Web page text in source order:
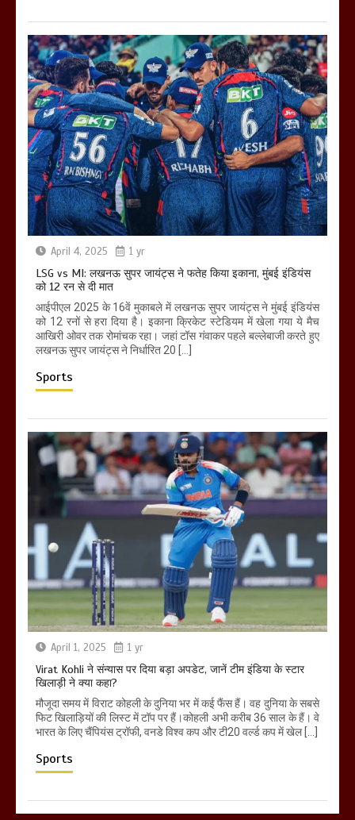
April 4, 2025 1 yr
LSG vs MI: लखनऊ सुपर जायंट्स ने फतेह किया इकाना, मुंबई इंडियंस
को 12 रन से दी मात
आईपीएल 2025 के 16वें मुकाबले में लखनऊ सुपर जायंट्स ने मुंबई इंडियंस
को 12 रनों से हरा दिया है। इकाना क्रिकेट स्टेडियम में खेला गया ये मैच
आखिरी ओवर तक रोमांचक रहा। जहां टॉस गंवाकर पहले बल्लेबाजी करते हुए
लखनऊ सुपर जायंट्स ने निर्धारित 20 […]
Sports
April 1, 2025 1 yr
Virat Kohli ने संन्यास पर दिया बड़ा अपडेट, जानें टीम इंडिया के स्टार
खिलाड़ी ने क्या कहा?
मौजूदा समय में विराट कोहली के दुनिया भर में कई फैंस हैं। वह दुनिया के सबसे
फिट खिलाड़ियों की लिस्ट में टॉप पर हैं।कोहली अभी करीब 36 साल के हैं। वे
भारत के लिए चैंपियंस ट्रॉफी, वनडे विश्व कप और टी20 वर्ल्ड कप में खेल […]
Sports